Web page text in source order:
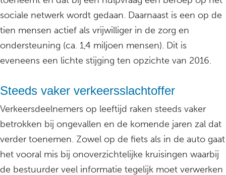
sociale netwerk wordt gedaan. Daarnaast is een op de
tien mensen actief als vrijwilliger in de zorg en
ondersteuning (ca. 1,4 miljoen mensen). Dit is
eveneens een lichte stijging ten opzichte van 2016.
Steeds vaker verkeersslachtoffer
Verkeersdeelnemers op leeftijd raken steeds vaker
betrokken bij ongevallen en de komende jaren zal dat
verder toenemen. Zowel op de fiets als in de auto gaat
het vooral mis bij onoverzichtelijke kruisingen waarbij
de bestuurder veel informatie tegelijk moet verwerken